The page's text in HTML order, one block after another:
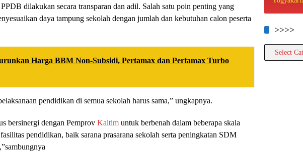
dilakukan secara transparan dan adil. Salah satu poin penting yang
daya tampung sekolah dengan jumlah dan kebutuhan calon peserta
Harga BBM Non-Subsidi, Pertamax dan Pertamax Turbo
pendidikan di semua sekolah harus sama,” ungkapnya.
bersinergi dengan Pemprov Kaltim untuk berbenah dalam beberapa skala
pendidikan, baik sarana prasarana sekolah serta peningkatan SDM
>>>>
>>>>